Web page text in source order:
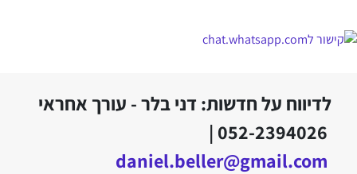
לדיווח על חדשות: דני בלר - עורך אחראי
052-2394026 |
daniel.beller@gmail.com